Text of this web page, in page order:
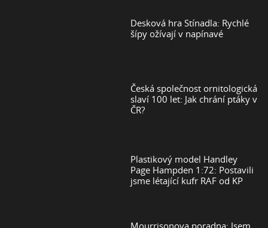
Desková hra Stínadla: Rychlé
šípy ožívají v napínavé
Česká společnost ornitologická
slaví 100 let: Jak chrání ptáky v
ČR?
Plastikový model Handley
Page Hampden 1:72: Postavili
jsme létající kufr RAF od KP